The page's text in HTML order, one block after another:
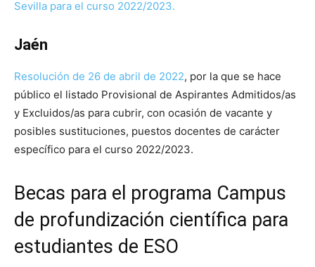
Sevilla para el curso 2022/2023.
Jaén
Resolución de 26 de abril de 2022, por la que se hace
público el listado Provisional de Aspirantes Admitidos/as
y Excluidos/as para cubrir, con ocasión de vacante y
posibles sustituciones, puestos docentes de carácter
específico para el curso 2022/2023.
Becas para el programa Campus
de profundización científica para
estudiantes de ESO